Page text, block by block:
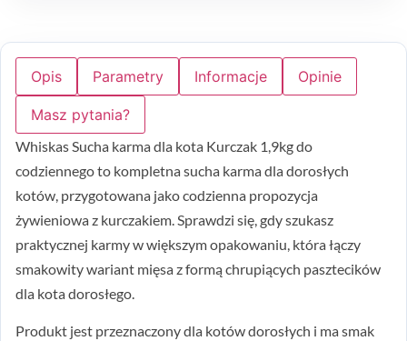
Opis Parametry Informacje Opinie
Masz pytania?
Whiskas Sucha karma dla kota Kurczak 1,9kg do
codziennego to kompletna sucha karma dla dorosłych
kotów, przygotowana jako codzienna propozycja
żywieniowa z kurczakiem. Sprawdzi się, gdy szukasz
praktycznej karmy w większym opakowaniu, która łączy
smakowity wariant mięsa z formą chrupiących pasztecików
dla kota dorosłego.
Produkt jest przeznaczony dla kotów dorosłych i ma smak